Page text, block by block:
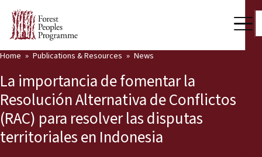
Our Work
Community Voices
Partners & Countries
Latest News
Home Publications & Resources News
La importancia de fomentar la
Resolución Alternativa de Conflictos
(RAC) para resolver las disputas
territoriales en Indonesia